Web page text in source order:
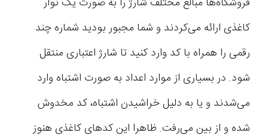
کاغذی ارائه می‌کردند و شما مجبور بودید شماره چند
رقمی را همراه با کد وارد کنید تا شارژ اعتباری منتقل
شود. در بسیاری از موارد اعداد به صورت اشتباه وارد
می‌شدند و یا به دلیل خراشیدن اشتباه، کد مخدوش
شده و از بین می‌رفت. ظاهرا این کدهای کاغذی هنوز